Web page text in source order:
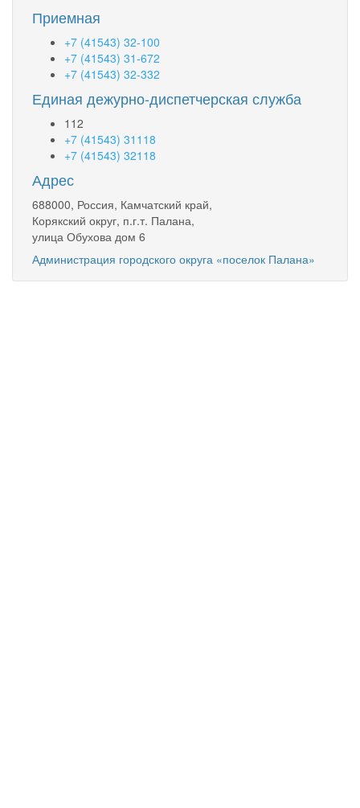
Приемная
+7 (41543) 32-100
+7 (41543) 31-672
+7 (41543) 32-332
Единая дежурно-диспетчерская служба
112
+7 (41543) 31118
+7 (41543) 32118
Адрес
688000, Россия, Камчатский край,
Корякский округ, п.г.т. Палана,
улица Обухова дом 6
Администрация городского округа «поселок Палана»